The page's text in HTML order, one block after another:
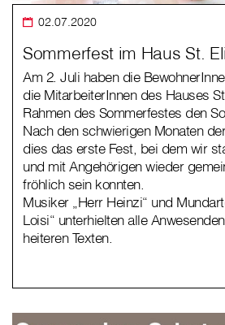
02.07.2020
Sommerfest im Haus St.
Am 2. Juli haben die
die MitarbeiterInnen des Hauses
Rahmen des Sommerfestes den
Nach den schwierigen Monaten
dies das erste Fest, bei dem wir
und mit Angehörigen wieder
fröhlich sein konnten.
Musiker „Herr Heinzi“ und
Loisi“ unterhielten alle
heiteren Texten.